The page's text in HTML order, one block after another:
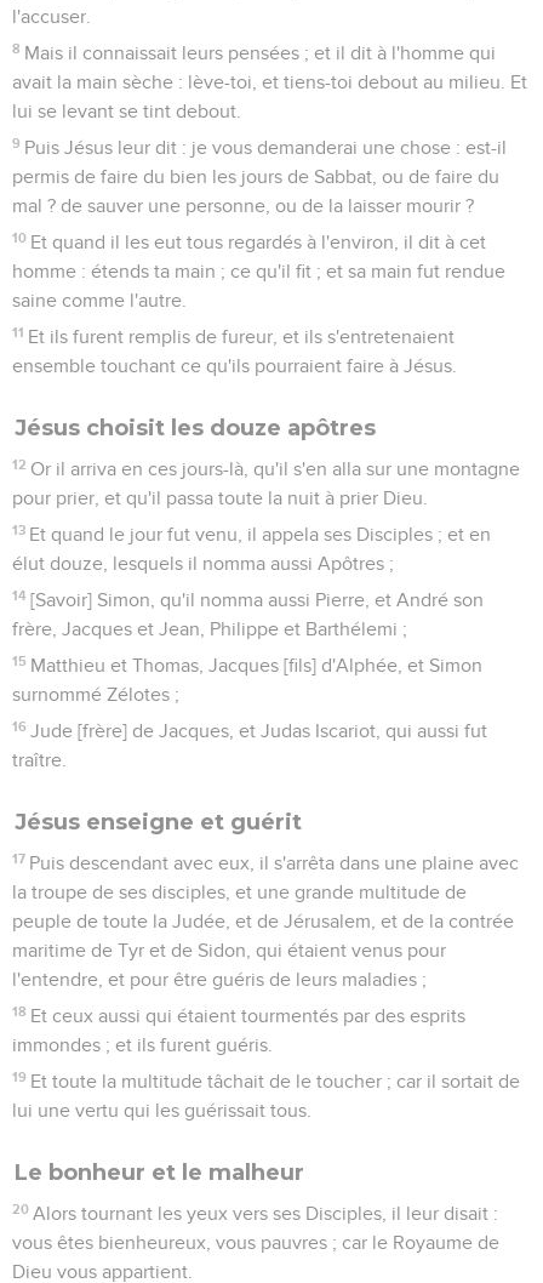
l'accuser.
8 Mais il connaissait leurs pensées ; et il dit à l'homme qui
avait la main sèche : lève-toi, et tiens-toi debout au milieu. Et
lui se levant se tint debout.
9 Puis Jésus leur dit : je vous demanderai une chose : est-il
permis de faire du bien les jours de Sabbat, ou de faire du
mal ? de sauver une personne, ou de la laisser mourir ?
10 Et quand il les eut tous regardés à l'environ, il dit à cet
homme : étends ta main ; ce qu'il fit ; et sa main fut rendue
saine comme l'autre.
11 Et ils furent remplis de fureur, et ils s'entretenaient
ensemble touchant ce qu'ils pourraient faire à Jésus.
Jésus choisit les douze apôtres
12 Or il arriva en ces jours-là, qu'il s'en alla sur une montagne
pour prier, et qu'il passa toute la nuit à prier Dieu.
13 Et quand le jour fut venu, il appela ses Disciples ; et en
élut douze, lesquels il nomma aussi Apôtres ;
14 [Savoir] Simon, qu'il nomma aussi Pierre, et André son
frère, Jacques et Jean, Philippe et Barthélemi ;
15 Matthieu et Thomas, Jacques [fils] d'Alphée, et Simon
surnommé Zélotes ;
16 Jude [frère] de Jacques, et Judas Iscariot, qui aussi fut
traître.
Jésus enseigne et guérit
17 Puis descendant avec eux, il s'arrêta dans une plaine avec
la troupe de ses disciples, et une grande multitude de
peuple de toute la Judée, et de Jérusalem, et de la contrée
maritime de Tyr et de Sidon, qui étaient venus pour
l'entendre, et pour être guéris de leurs maladies ;
18 Et ceux aussi qui étaient tourmentés par des esprits
immondes ; et ils furent guéris.
19 Et toute la multitude tâchait de le toucher ; car il sortait de
lui une vertu qui les guérissait tous.
Le bonheur et le malheur
20 Alors tournant les yeux vers ses Disciples, il leur disait :
vous êtes bienheureux, vous pauvres ; car le Royaume de
Dieu vous appartient.